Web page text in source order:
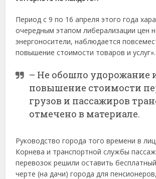
Период с 9 по 16 апреля этого года
очередным этапом либерализации цен
энергоносители, наблюдается
повышение стоимости товаров и услуг».
– Не обошло удорожание
повышение стоимости
грузов и пассажиров
отмечено в материале.
Руководство города того времени в
Корнева и транспортной службы
перевозок решили оставить
черте (на дачи) города для